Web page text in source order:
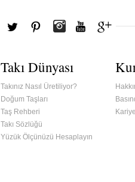
Takı Dünyası
Takınız Nasıl Üretiliyor?
Doğum Taşları
Taş Rehberi
Takı Sözlüğü
Yüzük Ölçünüzü Hesaplayın